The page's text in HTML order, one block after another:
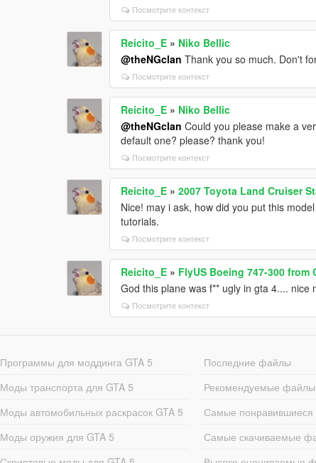
Посмотрите контекст
Reicito_E » Niko Bellic
@theNGclan Thank you so much. Don't
Посмотрите контекст
Reicito_E » Niko Bellic
@theNGclan Could you please make a
default one? please? thank you!
Посмотрите контекст
Reicito_E »2007 Toyota Land Cruiser
Nice! may i ask, how did you put this
tutorials.
Посмотрите контекст
Reicito_E » FlyUS Boeing 747-300 from
God this plane was f** ugly in gta 4.... nice
Посмотрите контекст
Программы для моддинга GTA 5
Моды транспорта для GTA 5
Моды автомобильных раскрасок GTA 5
Моды оружия для GTA 5
Последние файлы
Рекомендуемые файлы
Самые
Самые скачиваемые